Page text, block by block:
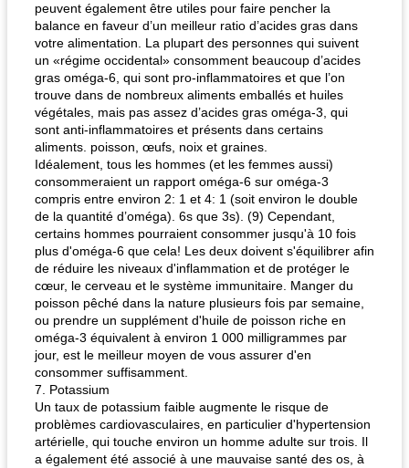
peuvent également être utiles pour faire pencher la
balance en faveur d’un meilleur ratio d’acides gras dans
votre alimentation. La plupart des personnes qui suivent
un «régime occidental» consomment beaucoup d’acides
gras oméga-6, qui sont pro-inflammatoires et que l’on
trouve dans de nombreux aliments emballés et huiles
végétales, mais pas assez d’acides gras oméga-3, qui
sont anti-inflammatoires et présents dans certains
aliments. poisson, œufs, noix et graines.
Idéalement, tous les hommes (et les femmes aussi)
consommeraient un rapport oméga-6 sur oméga-3
compris entre environ 2: 1 et 4: 1 (soit environ le double
de la quantité d’oméga). 6s que 3s). (9) Cependant,
certains hommes pourraient consommer jusqu'à 10 fois
plus d'oméga-6 que cela! Les deux doivent s'équilibrer afin
de réduire les niveaux d'inflammation et de protéger le
cœur, le cerveau et le système immunitaire. Manger du
poisson pêché dans la nature plusieurs fois par semaine,
ou prendre un supplément d'huile de poisson riche en
oméga-3 équivalent à environ 1 000 milligrammes par
jour, est le meilleur moyen de vous assurer d'en
consommer suffisamment.
7. Potassium
Un taux de potassium faible augmente le risque de
problèmes cardiovasculaires, en particulier d'hypertension
artérielle, qui touche environ un homme adulte sur trois. Il
a également été associé à une mauvaise santé des os, à